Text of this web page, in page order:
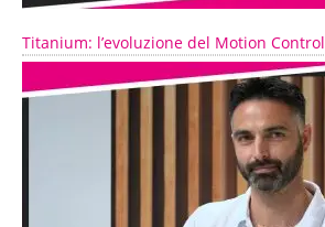
Titanium: l’evoluzione del Motion Control